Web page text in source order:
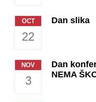
OCT
22
Dan slika
NOV
3
Dan
NEMA